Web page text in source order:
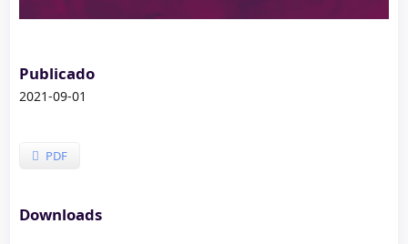
Publicado
2021-09-01
PDF
Downloads